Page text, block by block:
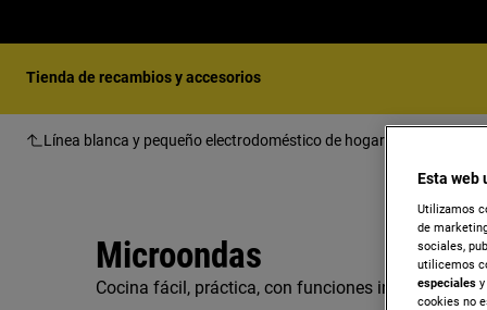
Tienda de recambios y accesorios
Línea blanca y pequeño electrodoméstico de hogar
Microondas
Cocina fácil, práctica, con funciones inteligentes.
Esta web
Utilizamos
de
sociales,
utilicemos
especiales
cookies no